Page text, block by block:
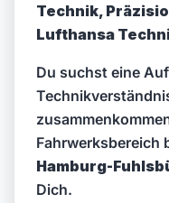
Technik,
Lufthansa
Du suchst eine
Fahrwerksbereich
Hamburg-
Dich.